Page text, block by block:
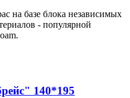
на базе блока независимых
- популярной
140*195